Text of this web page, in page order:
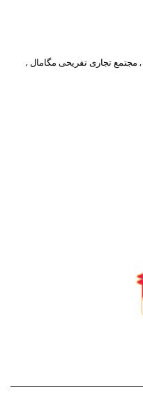
, مجتمع تجاری تفریحی مگامال ,